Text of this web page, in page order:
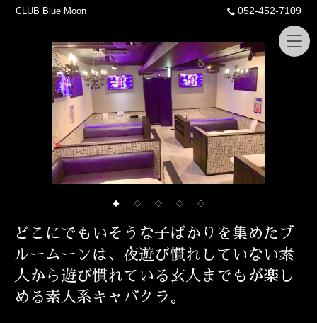
CLUB Blue Moon 052-452-7109
◆ ◇ ◇ ◇ ◇
どこにでもいそうな子ばかりを集めたブ
ルームーンは、夜遊び慣れしていない素
人から遊び慣れている玄人までもが楽し
める素人系キャバクラ。